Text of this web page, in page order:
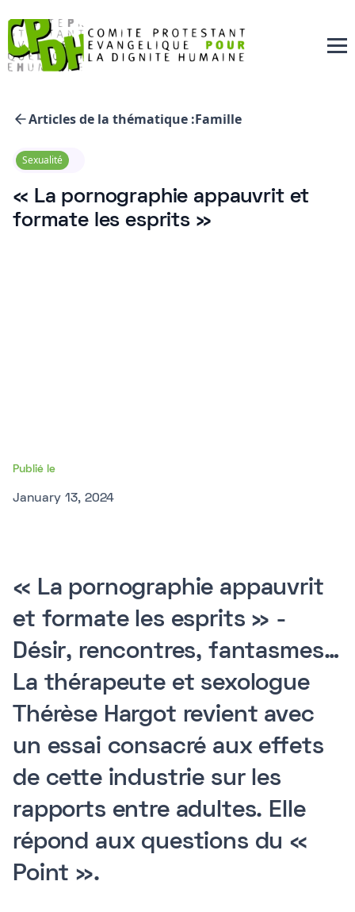
Articles de la thématique :Famille
Sexualité
« La pornographie appauvrit et
formate les esprits »
Publié le
January 13, 2024
« La pornographie appauvrit
et formate les esprits » -
Désir, rencontres, fantasmes…
La thérapeute et sexologue
Thérèse Hargot revient avec
un essai consacré aux effets
de cette industrie sur les
rapports entre adultes. Elle
répond aux questions du «
Point ».